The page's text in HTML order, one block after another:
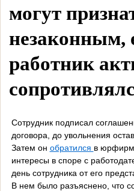
могут
незаконным,
работник
Сотрудник подписал
договора, до увольнения
Затем он обратился в
интересы в споре с
день сотрудника от его
В нем было разъяснено, что